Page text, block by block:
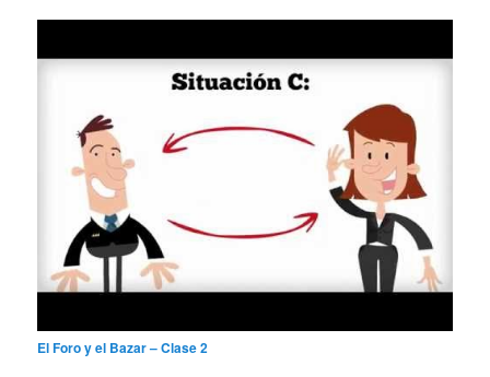
El Foro y el Bazar – Clase 2